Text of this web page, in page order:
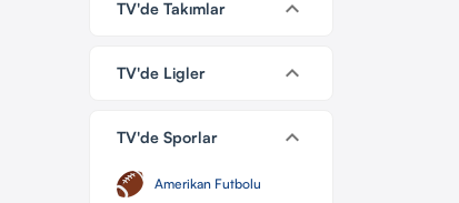
TV'de Takımlar keyboard_arrow_down
TV'de Ligler keyboard_arrow_down
TV'de Sporlar keyboard_arrow_down
Amerikan Futbolu